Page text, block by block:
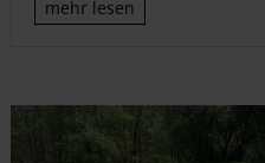
mehr lesen